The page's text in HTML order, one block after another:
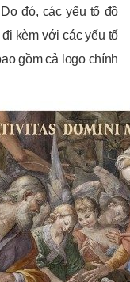
đó, các yếu tố đồ
kèm với các yếu tố
gồm cả logo chính